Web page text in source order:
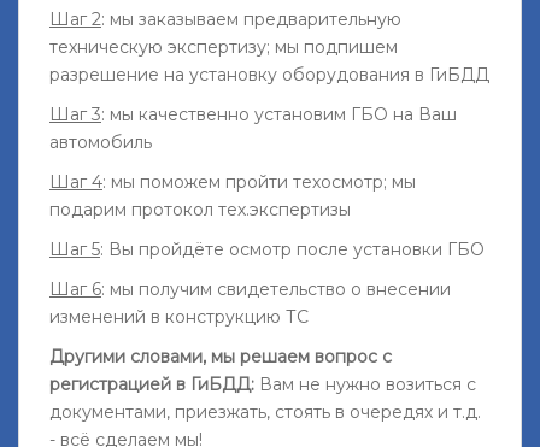
Шаг 2: мы заказываем предварительную
техническую экспертизу; мы подпишем
разрешение на установку оборудования в ГиБДД
Шаг 3: мы качественно установим ГБО на Ваш
автомобиль
Шаг 4: мы поможем пройти техосмотр; мы
подарим протокол тех.экспертизы
Шаг 5: Вы пройдёте осмотр после установки ГБО
Шаг 6: мы получим свидетельство о внесении
изменений в конструкцию ТС
Другими словами, мы решаем вопрос с
регистрацией в ГиБДД: Вам не нужно возиться с
документами, приезжать, стоять в очередях и т.д.
- всё сделаем мы!